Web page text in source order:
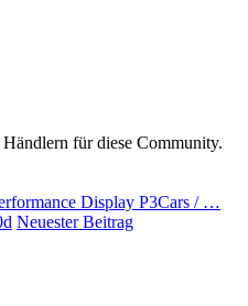
für diese Community.
Display P3Cars / …
Neuester Beitrag